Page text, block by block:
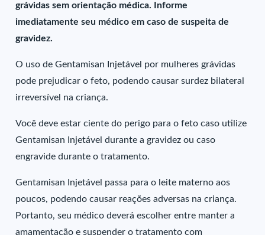
grávidas sem orientação médica. Informe
imediatamente seu médico em caso de suspeita de
gravidez.
O uso de Gentamisan Injetável por mulheres grávidas
pode prejudicar o feto, podendo causar surdez bilateral
irreversível na criança.
Você deve estar ciente do perigo para o feto caso utilize
Gentamisan Injetável durante a gravidez ou caso
engravide durante o tratamento.
Gentamisan Injetável passa para o leite materno aos
poucos, podendo causar reações adversas na criança.
Portanto, seu médico deverá escolher entre manter a
amamentação e suspender o tratamento com